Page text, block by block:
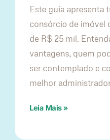
Este guia apresenta
consórcio de imóvel
de R$ 25 mil.
vantagens, quem
ser contemplado e
melhor
Leia Mais »